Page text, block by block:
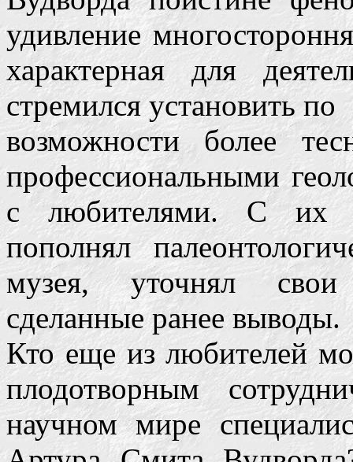
удивление
характерная для
стремился установить по
возможности более
профессиональными
с любителями. С их
пополнял
музея, уточнял свои
сделанные ранее выводы.
Кто еще из любителей
плодотворным
научном мире